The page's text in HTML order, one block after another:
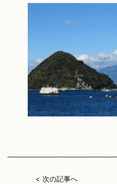
次の記事へ